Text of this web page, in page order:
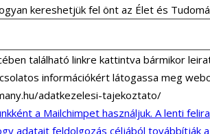
kereshetjük fel önt az Élet és
található linkre kattintva bármikor
információkért látogassa meg
adatkezelesi-tajekoztato/
a Mailchimpet használjuk. A lenti
adatait feldolgozás céljából továbbítják